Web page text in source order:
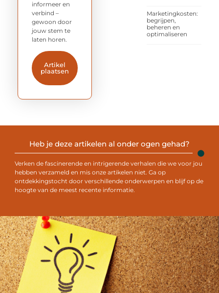
Marketingkosten:
begrijpen,
beheren en
optimaliseren
informeer en
verbind –
gewoon door
jouw stem te
laten horen.
Artikel
plaatsen
Heb je deze artikelen al onder ogen gehad?
Verken de fascinerende en intrigerende verhalen die we voor jou
hebben verzameld en mis onze artikelen niet. Ga op
ontdekkingstocht door verschillende onderwerpen en blijf op de
hoogte van de meest recente informatie.